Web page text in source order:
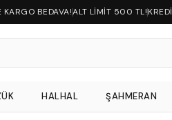
BEDAVA!ALT LİMİT 500 TL!
HALHAL ŞAHMERAN